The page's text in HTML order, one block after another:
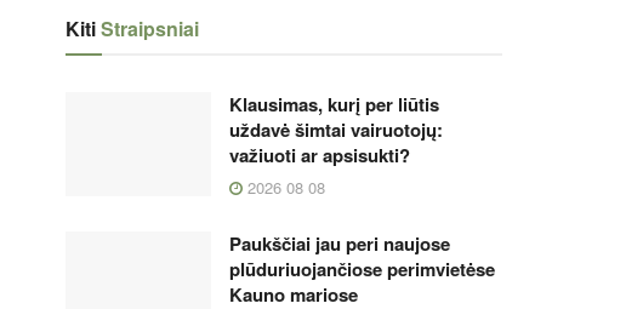
KitiStraipsniai
Klausimas, kurį per liūtis
uždavė šimtai vairuotojų:
važiuoti ar apsisukti?
2026 08 08
Paukščiai jau peri naujose
plūduriuojančiose perimvietėse
Kauno mariose